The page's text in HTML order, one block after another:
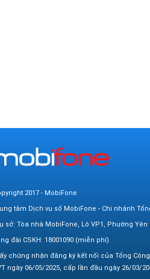
2017 - MobiFone
tâm Dịch vụ số MobiFone - Chi nhánh
sở: Tòa nhà MobiFone, Lô VP1, Phường
đài CSKH: 18001090 (miễn phí)
chứng nhận đăng ký kết nối của Tổng
ngày 06/05/2025, cấp lần đầu ngày 26/03/